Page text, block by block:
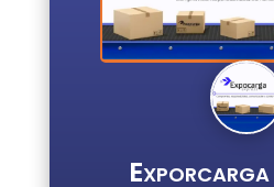
Exporcarga